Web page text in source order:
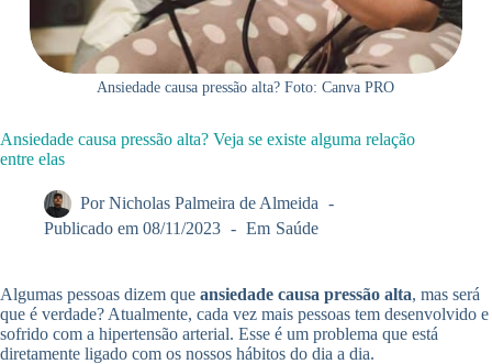
Ansiedade causa pressão alta? Foto: Canva PRO
Ansiedade causa pressão alta? Veja se existe alguma relação
entre elas
Por Nicholas Palmeira de Almeida
Publicado em 08/11/2023 Em Saúde
Algumas pessoas dizem que ansiedade causa pressão alta, mas será
que é verdade? Atualmente, cada vez mais pessoas tem desenvolvido e
sofrido com a hipertensão arterial. Esse é um problema que está
diretamente ligado com os nossos hábitos do dia a dia.